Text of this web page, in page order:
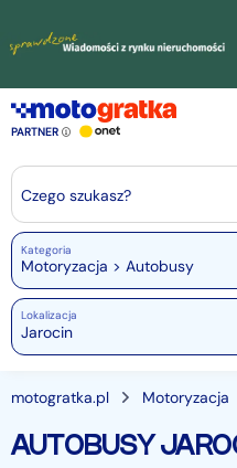
PARTNER
Czego szukasz?
Kategoria
Motoryzacja > Autobusy
Lokalizacja
motogratka.pl Motoryzacja
AUTOBUSY